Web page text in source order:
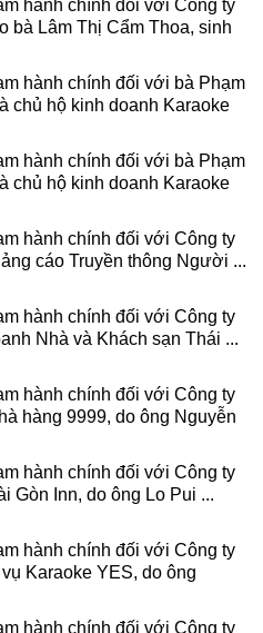
hành chính đối với Công ty
bà Lâm Thị Cẩm Thoa, sinh
hành chính đối với bà Phạm
chủ hộ kinh doanh Karaoke
hành chính đối với bà Phạm
chủ hộ kinh doanh Karaoke
hành chính đối với Công ty
cáo Truyền thông Người ...
hành chính đối với Công ty
Nhà và Khách sạn Thái ...
hành chính đối với Công ty
hàng 9999, do ông Nguyễn
hành chính đối với Công ty
Gòn Inn, do ông Lo Pui ...
hành chính đối với Công ty
Karaoke YES, do ông
hành chính đối với Công ty